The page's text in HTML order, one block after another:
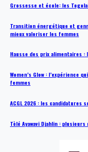
Grossesse et école: les
Transition énergétique et
mieux valoriser les femmes
Hausse des prix alimentaires
Women’s Glow : l’expérience
femmes
ACGL 2026 : les candidatures
Tèlé Ayawavi Djahlin :